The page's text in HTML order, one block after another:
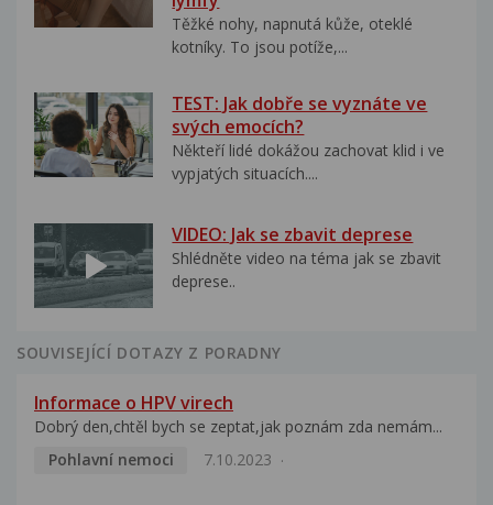
Těžké nohy, napnutá kůže, oteklé
kotníky. To jsou potíže,...
TEST: Jak dobře se vyznáte ve
svých emocích?
Někteří lidé dokážou zachovat klid i ve
vypjatých situacích....
VIDEO: Jak se zbavit deprese
Shlédněte video na téma jak se zbavit
deprese..
SOUVISEJÍCÍ DOTAZY Z PORADNY
Informace o HPV virech
Dobrý den,chtěl bych se zeptat,jak poznám zda nemám...
Pohlavní nemoci
7.10.2023